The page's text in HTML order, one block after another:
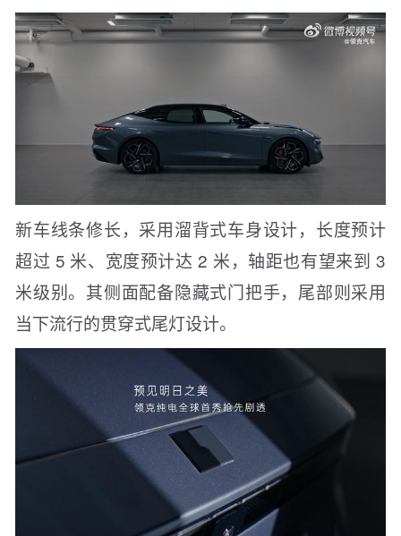
新车线条修长，采用溜背式车身设计，长度预计
超过 5 米、宽度预计达 2 米，轴距也有望来到 3
米级别。其侧面配备隐藏式门把手，尾部则采用
当下流行的贯穿式尾灯设计。